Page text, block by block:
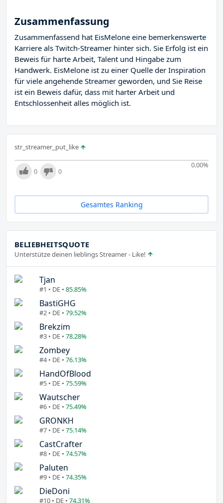
Zusammenfassung
Zusammenfassend hat EisMelone eine bemerkenswerte
Karriere als Twitch-Streamer hinter sich. Sie Erfolg ist ein
Beweis für harte Arbeit, Talent und Hingabe zum
Handwerk. EisMelone ist zu einer Quelle der Inspiration
für viele angehende Streamer geworden, und Sie Reise
ist ein Beweis dafür, dass mit harter Arbeit und
Entschlossenheit alles möglich ist.
str_streamer_put_like
0.00%
0 0
Gesamtes Ranking
BELIEBHEITSQUOTE
Unterstütze deinen lieblings Streamer - Like!
Tjan
#1 • DE • 85.85%
BastiGHG
#2 • DE • 79.52%
Brekzim
#3 • DE • 78.28%
Zombey
#4 • DE • 76.13%
HandOfBlood
#5 • DE • 75.59%
Wautscher
#6 • DE • 75.49%
GRONKH
#7 • DE • 75.14%
CastCrafter
#8 • DE • 74.57%
Paluten
#9 • DE • 74.35%
DieDoni
#10 • DE • 74.31%